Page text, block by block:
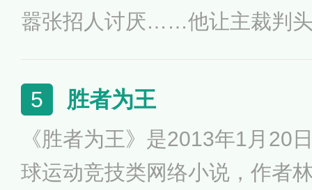
嚣张招人讨厌……他让主裁判
痛……
5 胜者为王
《胜者为王》是2013年1月20
球运动竞技类网络小说，作者